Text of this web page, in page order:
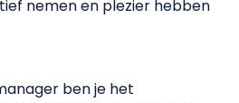
nemen en plezier hebben
ben je het